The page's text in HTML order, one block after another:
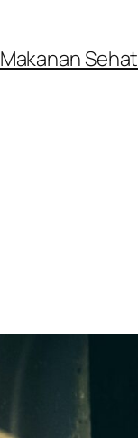
Makanan Sehat